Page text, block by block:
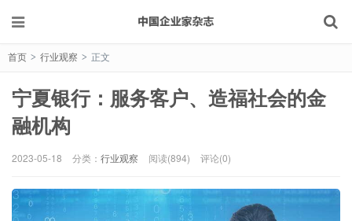
首页 > 行业观察 > 正文
宁夏银行：服务客户、造福社会的金
融机构
2023-05-18 分类： 行业观察 阅读(894) 评论(0)